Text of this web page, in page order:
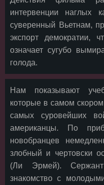
интервенции наглых
суверенный Вьетнам,
экспорт демократии,
означает сугубо
голода.
Нам показывают
которые в самом
самых суровейших
американцы. По
новобранцев
злобный и чертовски
(Ли Эрмей).
знакомство с